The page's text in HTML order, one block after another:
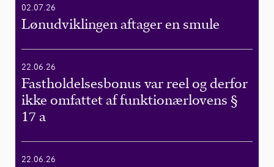
02.07.26
Lønudviklingen aftager en smule
22.06.26
Fastholdelsesbonus var reel og derfor
ikke omfattet af funktionærlovens §
17 a
22.06.26